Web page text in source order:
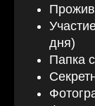
дня)
Папка